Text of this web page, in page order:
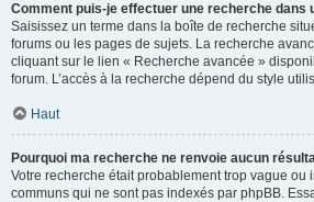
Comment puis-je effectuer une recherche dans
Saisissez un terme dans la boîte de recherche
forums ou les pages de sujets. La recherche
cliquant sur le lien « Recherche avancée »
forum. L’accès à la recherche dépend du style
Haut
Pourquoi ma recherche ne renvoie aucun
Votre recherche était probablement trop vague ou
communs qui ne sont pas indexés par phpBB.